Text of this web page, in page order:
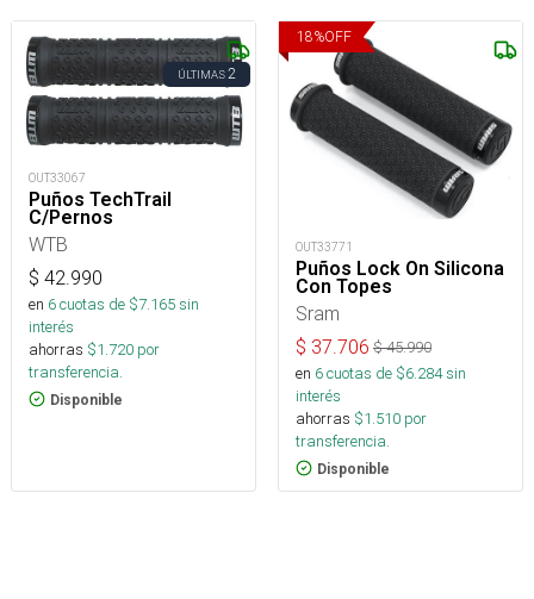
ÚLTIMAS2
OUT33067
Puños TechTrail
C/Pernos
WTB
$ 42.990
en 6cuotas de $7.165sin
interés
ahorras $1.720 por
transferencia.
Disponible
18%OFF
OUT33771
Puños Lock On Silicona
Con Topes
Sram
$ 37.706 $45.990
en 6cuotas de $6.284sin
interés
ahorras $1.510 por
transferencia.
Disponible